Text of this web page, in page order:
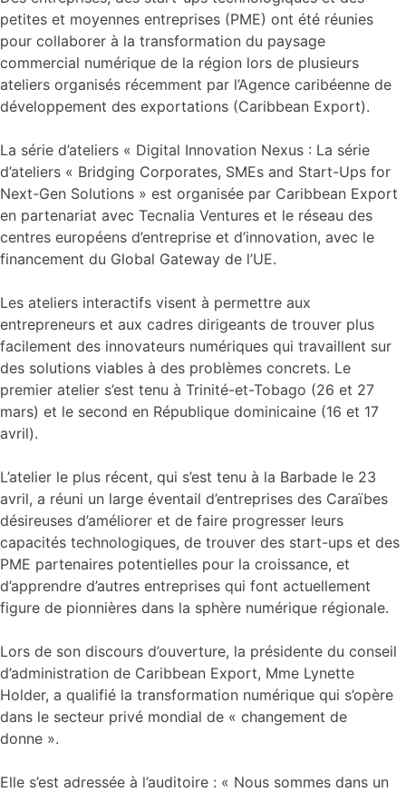
petites et moyennes entreprises (PME) ont été réunies
pour collaborer à la transformation du paysage
commercial numérique de la région lors de plusieurs
ateliers organisés récemment par l’Agence caribéenne de
développement des exportations (Caribbean Export).
La série d’ateliers « Digital Innovation Nexus : La série
d’ateliers « Bridging Corporates, SMEs and Start-Ups for
Next-Gen Solutions » est organisée par Caribbean Export
en partenariat avec Tecnalia Ventures et le réseau des
centres européens d’entreprise et d’innovation, avec le
financement du Global Gateway de l’UE.
Les ateliers interactifs visent à permettre aux
entrepreneurs et aux cadres dirigeants de trouver plus
facilement des innovateurs numériques qui travaillent sur
des solutions viables à des problèmes concrets. Le
premier atelier s’est tenu à Trinité-et-Tobago (26 et 27
mars) et le second en République dominicaine (16 et 17
avril).
L’atelier le plus récent, qui s’est tenu à la Barbade le 23
avril, a réuni un large éventail d’entreprises des Caraïbes
désireuses d’améliorer et de faire progresser leurs
capacités technologiques, de trouver des start-ups et des
PME partenaires potentielles pour la croissance, et
d’apprendre d’autres entreprises qui font actuellement
figure de pionnières dans la sphère numérique régionale.
Lors de son discours d’ouverture, la présidente du conseil
d’administration de Caribbean Export, Mme Lynette
Holder, a qualifié la transformation numérique qui s’opère
dans le secteur privé mondial de « changement de
donne ».
Elle s’est adressée à l’auditoire : « Nous sommes dans un